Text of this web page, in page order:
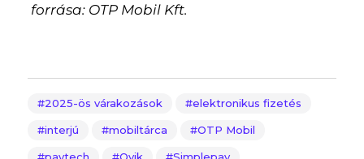
forrása: OTP Mobil Kft.
2025-ös várakozások elektronikus fizetés
interjú mobiltárca OTP Mobil
paytech Qvik Simplepay